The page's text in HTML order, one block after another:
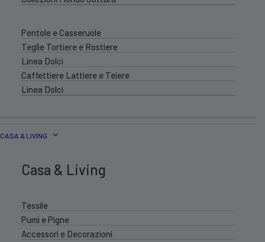
Pentole e Casseruole
Teglie Tortiere e Rostiere
Linea Dolci
Caffettiere Lattiere e Teiere
Linea Dolci
CASA & LIVING
Casa & Living
Tessile
Pumi e Pigne
Accessori e Decorazioni